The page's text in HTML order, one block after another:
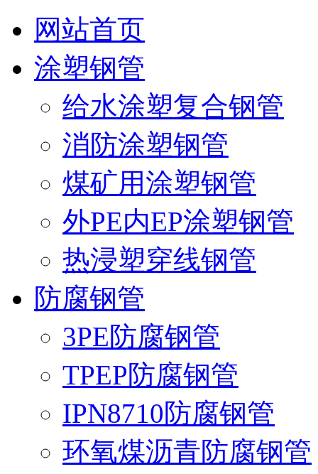
网站首页
涂塑钢管
给水涂塑复合钢管
消防涂塑钢管
煤矿用涂塑钢管
外PE内EP涂塑钢管
热浸塑穿线钢管
防腐钢管
3PE防腐钢管
TPEP防腐钢管
IPN8710防腐钢管
环氧煤沥青防腐钢管